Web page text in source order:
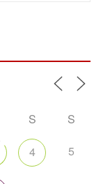
S S
4 5